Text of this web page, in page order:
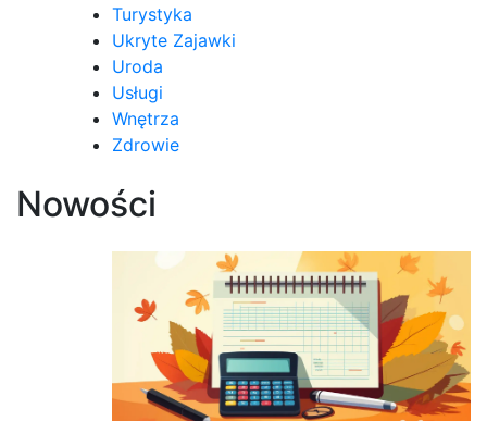
Turystyka
Ukryte Zajawki
Uroda
Usługi
Wnętrza
Zdrowie
Nowości